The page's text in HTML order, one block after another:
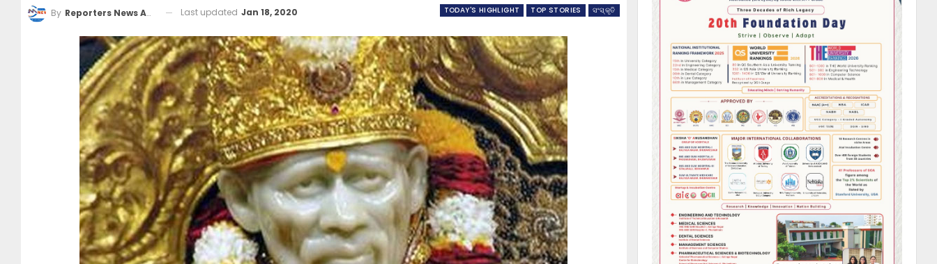
TODAY'S HIGHLIGHT TOP STORIES ସଂସ୍କୃତି
By Reporters News Agency Last updated Jan 18, 2020